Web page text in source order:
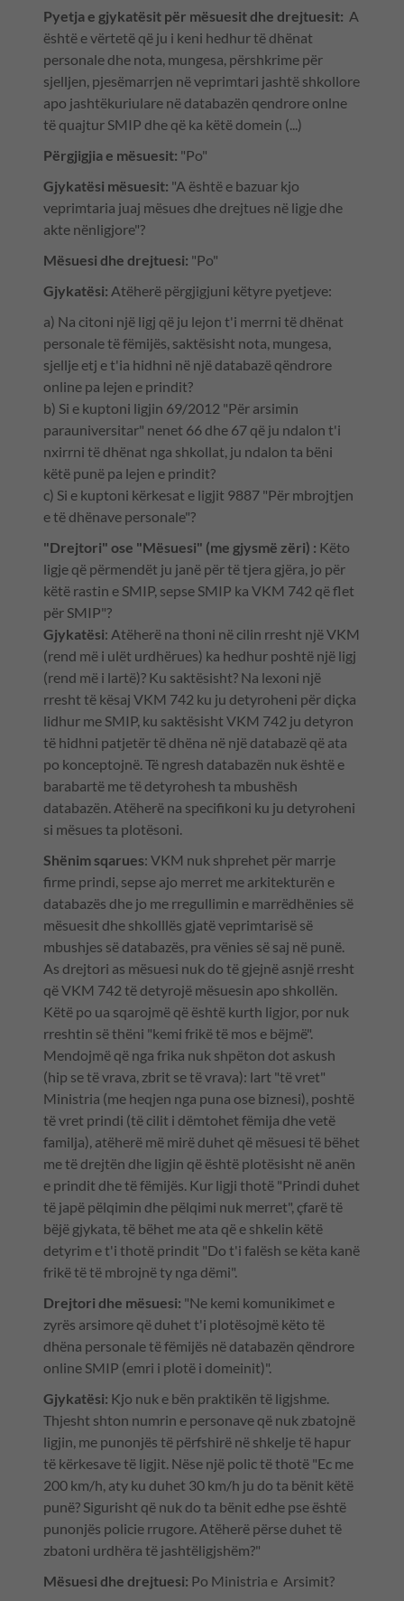
Pyetja e gjykatësit për mësuesit dhe drejtuesit: A
është e vërtetë që ju i keni hedhur të dhënat
personale dhe nota, mungesa, përshkrime për
sjelljen, pjesëmarrjen në veprimtari jashtë shkollore
apo jashtëkuriulare në databazën qendrore onlne
të quajtur SMIP dhe që ka këtë domein (...)
Përgjigjia e mësuesit: "Po"
Gjykatësi mësuesit: "A është e bazuar kjo
veprimtaria juaj mësues dhe drejtues në ligje dhe
akte nënligjore"?
Mësuesi dhe drejtuesi: "Po"
Gjykatësi: Atëherë përgjigjuni këtyre pyetjeve:
a) Na citoni një ligj që ju lejon t'i merrni të dhënat
personale të fëmijës, saktësisht nota, mungesa,
sjellje etj e t'ia hidhni në një databazë qëndrore
online pa lejen e prindit?
b) Si e kuptoni ligjin 69/2012 "Për arsimin
parauniversitar" nenet 66 dhe 67 që ju ndalon t'i
nxirrni të dhënat nga shkollat, ju ndalon ta bëni
këtë punë pa lejen e prindit?
c) Si e kuptoni kërkesat e ligjit 9887 "Për mbrojtjen
e të dhënave personale"?
"Drejtori" ose "Mësuesi" (me gjysmë zëri) : Këto
ligje që përmendët ju janë për të tjera gjëra, jo për
këtë rastin e SMIP, sepse SMIP ka VKM 742 që flet
për SMIP"?
Gjykatësi: Atëherë na thoni në cilin rresht një VKM
(rend më i ulët urdhërues) ka hedhur poshtë një ligj
(rend më i lartë)? Ku saktësisht? Na lexoni një
rresht të kësaj VKM 742 ku ju detyroheni për diçka
lidhur me SMIP, ku saktësisht VKM 742 ju detyron
të hidhni patjetër të dhëna në një databazë që ata
po konceptojnë. Të ngresh databazën nuk është e
barabartë me të detyrohesh ta mbushësh
databazën. Atëherë na specifikoni ku ju detyroheni
si mësues ta plotësoni.
Shënim sqarues: VKM nuk shprehet për marrje
firme prindi, sepse ajo merret me arkitekturën e
databazës dhe jo me rregullimin e marrëdhënies së
mësuesit dhe shkolllës gjatë veprimtarisë së
mbushjes së databazës, pra vënies së saj në punë.
As drejtori as mësuesi nuk do të gjejnë asnjë rresht
që VKM 742 të detyrojë mësuesin apo shkollën.
Këtë po ua sqarojmë që është kurth ligjor, por nuk
rreshtin së thëni "kemi frikë të mos e bëjmë".
Mendojmë që nga frika nuk shpëton dot askush
(hip se të vrava, zbrit se të vrava): lart "të vret"
Ministria (me heqjen nga puna ose biznesi), poshtë
të vret prindi (të cilit i dëmtohet fëmija dhe vetë
familja), atëherë më mirë duhet që mësuesi të bëhet
me të drejtën dhe ligjin që është plotësisht në anën
e prindit dhe të fëmijës. Kur ligji thotë "Prindi duhet
të japë pëlqimin dhe pëlqimi nuk merret", çfarë të
bëjë gjykata, të bëhet me ata që e shkelin këtë
detyrim e t'i thotë prindit "Do t'i falësh se këta kanë
frikë të të mbrojnë ty nga dëmi".
Drejtori dhe mësuesi: "Ne kemi komunikimet e
zyrës arsimore që duhet t'i plotësojmë këto të
dhëna personale të fëmijës në databazën qëndrore
online SMIP (emri i plotë i domeinit)".
Gjykatësi: Kjo nuk e bën praktikën të ligjshme.
Thjesht shton numrin e personave që nuk zbatojnë
ligjin, me punonjës të përfshirë në shkelje të hapur
të kërkesave të ligjit. Nëse një polic të thotë "Ec me
200 km/h, aty ku duhet 30 km/h ju do ta bënit këtë
punë? Sigurisht që nuk do ta bënit edhe pse është
punonjës policie rrugore. Atëherë përse duhet të
zbatoni urdhëra të jashtëligjshëm?"
Mësuesi dhe drejtuesi: Po Ministria e Arsimit?